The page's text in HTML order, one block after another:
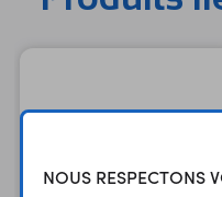
NOUS RESPECTONS